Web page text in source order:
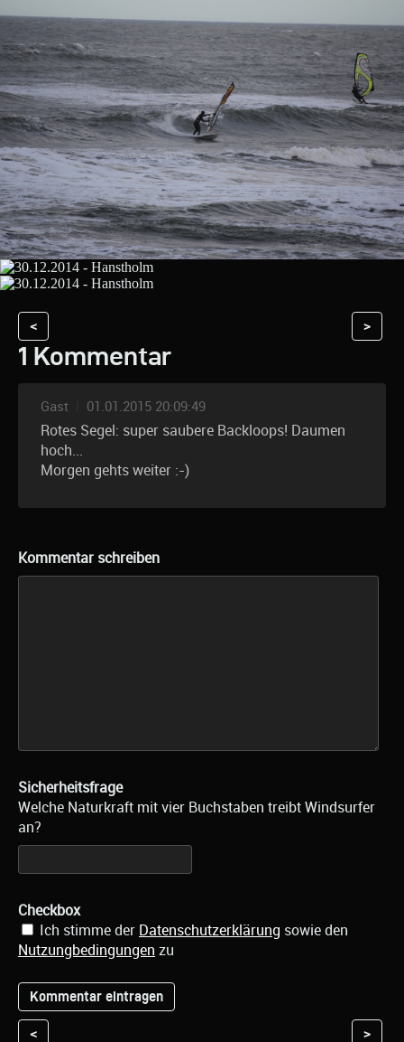
< >
1 Kommentar
Gast 01.01.2015 20:09:49
Rotes Segel: super saubere Backloops! Daumen
hoch...
Morgen gehts weiter :-)
Kommentar schreiben
Sicherheitsfrage
Welche Naturkraft mit vier Buchstaben treibt Windsurfer
an?
Checkbox
Ich stimme der Datenschutzerklärung sowie den
Nutzungbedingungen zu
< >